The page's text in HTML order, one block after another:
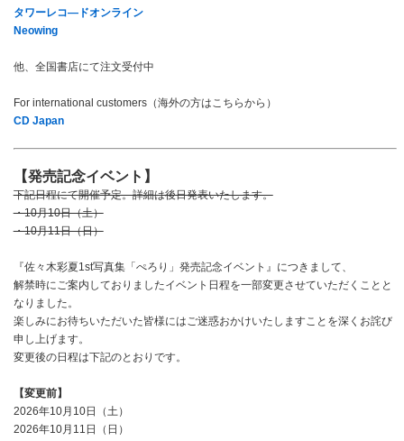
タワーレコ―ドオンライン
Neowing
他、全国書店にて注文受付中
For international customers（海外の方はこちらから）
CD Japan
【発売記念イベント】
下記日程にて開催予定。詳細は後日発表いたします。
・10月10日（土）
・10月11日（日）
『佐々木彩夏1st写真集「ぺろり」発売記念イベント』につきまして、
解禁時にご案内しておりましたイベント日程を一部変更させていただくことと
なりました。
楽しみにお待ちいただいた皆様にはご迷惑おかけいたしますことを深くお詫び
申し上げます。
変更後の日程は下記のとおりです。
【変更前】
2026年10月10日（土）
2026年10月11日（日）